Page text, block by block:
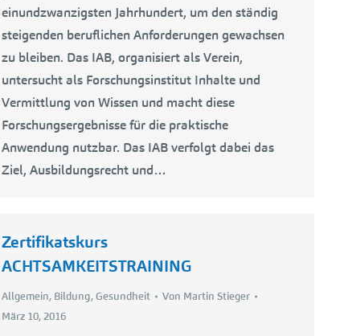
einundzwanzigsten Jahrhundert, um den ständig
steigenden beruflichen Anforderungen gewachsen
zu bleiben. Das IAB, organisiert als Verein,
untersucht als Forschungsinstitut Inhalte und
Vermittlung von Wissen und macht diese
Forschungsergebnisse für die praktische
Anwendung nutzbar. Das IAB verfolgt dabei das
Ziel, Ausbildungsrecht und…
Zertifikatskurs
ACHTSAMKEITSTRAINING
Allgemein, Bildung,Gesundheit Von Martin Stieger
März 10, 2016